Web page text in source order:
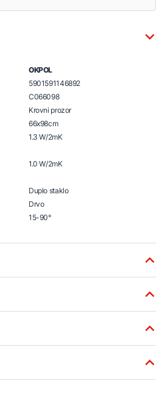
OKPOL
5901591146892
C066098
Krovni prozor
66x98cm
1.3 W/2mK
1.0 W/2mK
Duplo staklo
Drvo
15-90°